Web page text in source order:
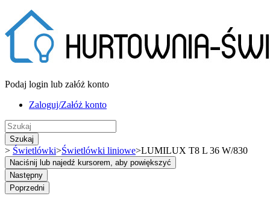
Podaj login lub załóż konto
Zaloguj/Załóż konto
Szukaj
> Świetlówki>Świetlówki liniowe>LUMILUX T8 L 36 W/830
Naciśnij lub najedź kursorem, aby powiększyć
Następny
Poprzedni